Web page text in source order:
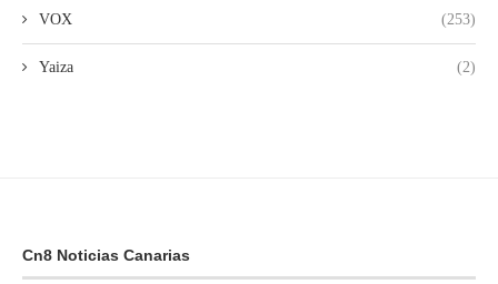
VOX (253)
Yaiza (2)
Cn8 Noticias Canarias